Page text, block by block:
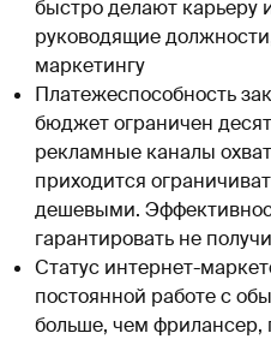
быстро делают карьеру
руководящие
маркетингу
Платежеспособность
бюджет ограничен
рекламные каналы
приходится
дешевыми.
гарантировать не
Статус интернет-
постоянной работе с
больше, чем